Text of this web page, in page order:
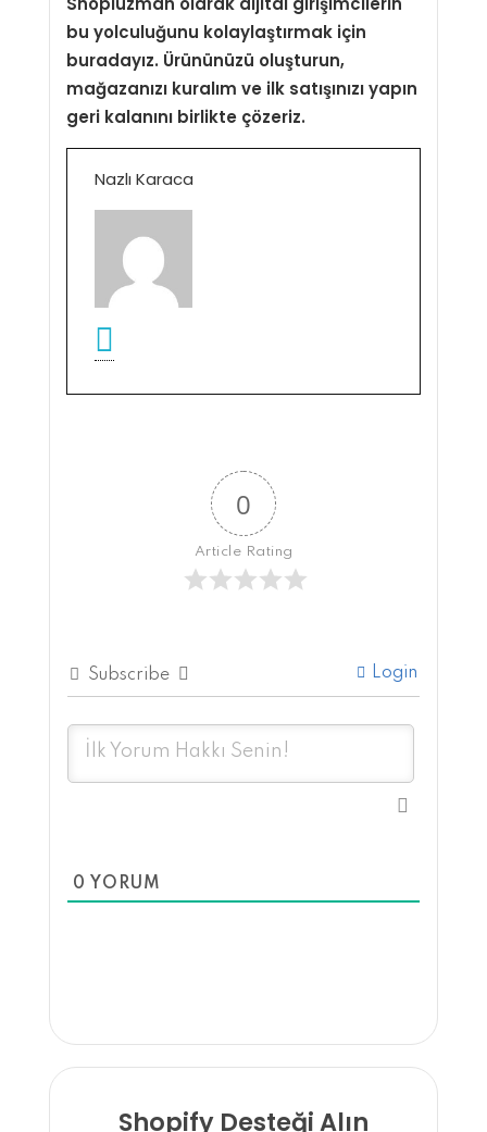
bu yolculuğunu kolaylaştırmak için
buradayız. Ürününüzü oluşturun,
mağazanızı kuralım ve ilk satışınızı yapın
geri kalanını birlikte çözeriz.
Nazlı Karaca
0
Article Rating
Subscribe Login
0 YORUM
Shopify Desteği Alın